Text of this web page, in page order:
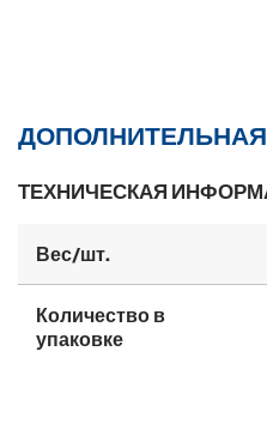
ТЕХНИЧЕСКАЯ
Вес/шт.
Количество в
упаковке